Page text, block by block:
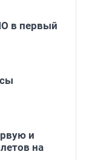
в первый
и
на